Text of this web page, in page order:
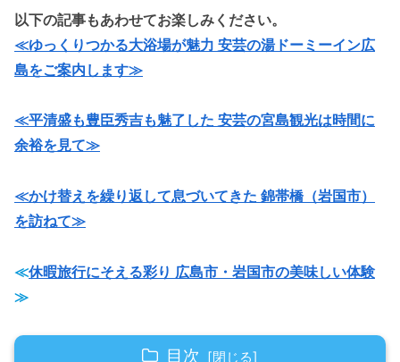
以下の記事もあわせてお楽しみください。
≪ゆっくりつかる大浴場が魅力 安芸の湯ドーミーイン広
島をご案内します≫
≪平清盛も豊臣秀吉も魅了した 安芸の宮島観光は時間に
余裕を見て≫
≪かけ替えを繰り返して息づいてきた 錦帯橋（岩国市）
を訪ねて≫
≪休暇旅行にそえる彩り 広島市・岩国市の美味しい体験
≫
目次